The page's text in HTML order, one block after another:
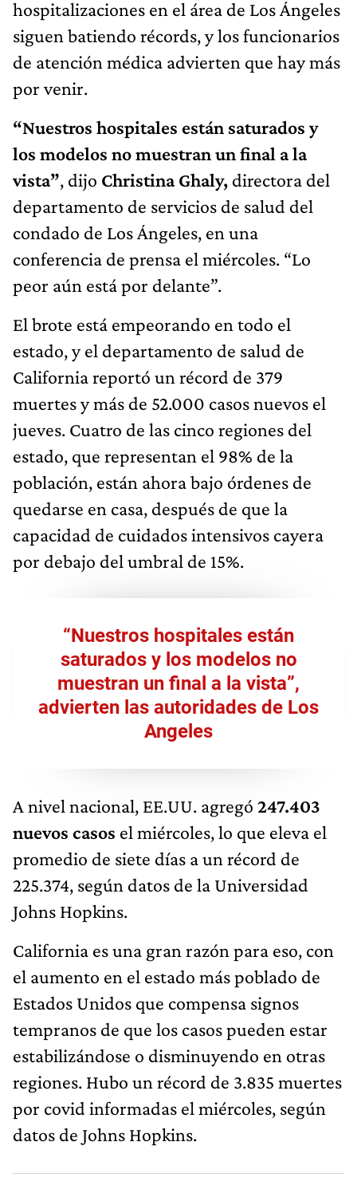
hospitalizaciones en el área de Los Ángeles
siguen batiendo récords, y los funcionarios
de atención médica advierten que hay más
por venir.
“Nuestros hospitales están saturados y
los modelos no muestran un final a la
vista”, dijo Christina Ghaly, directora del
departamento de servicios de salud del
condado de Los Ángeles, en una
conferencia de prensa el miércoles. “Lo
peor aún está por delante”.
El brote está empeorando en todo el
estado, y el departamento de salud de
California reportó un récord de 379
muertes y más de 52.000 casos nuevos el
jueves. Cuatro de las cinco regiones del
estado, que representan el 98% de la
población, están ahora bajo órdenes de
quedarse en casa, después de que la
capacidad de cuidados intensivos cayera
por debajo del umbral de 15%.
“Nuestros hospitales están
saturados y los modelos no
muestran un final a la vista”,
advierten las autoridades de Los
Angeles
A nivel nacional, EE.UU. agregó 247.403
nuevos casos el miércoles, lo que eleva el
promedio de siete días a un récord de
225.374, según datos de la Universidad
Johns Hopkins.
California es una gran razón para eso, con
el aumento en el estado más poblado de
Estados Unidos que compensa signos
tempranos de que los casos pueden estar
estabilizándose o disminuyendo en otras
regiones. Hubo un récord de 3.835 muertes
por covid informadas el miércoles, según
datos de Johns Hopkins.